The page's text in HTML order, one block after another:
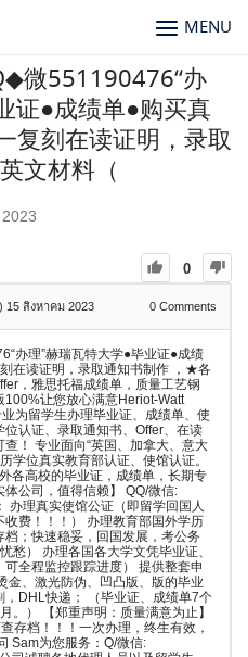
MENU
微551190476“办
证●成绩单●购买真
复刻在读证明，录取
文材料（
0
15 สิงหาคม 2023 0 Comments
办理”赫瑞瓦特大学●毕业证●成绩
在读证明，录取通知书制作 ，★各
，雅思托福成绩单，质量工艺钢
让您放心满意Heriot-Watt
为留学生办理毕业证、成绩单、使
认证、录取通知书、Offer、在读
！ 专业面向“英国、加拿大、意大
学位真实教育部认证、使馆认证。
各高校的毕业证，成绩单，长期专
公司，值得信赖】 QQ/微信:
办理真实使馆公证（即留学回国人
费！！！） 办理教育部国外学历
；快速稳妥，回国发展，考公务
愁） 办理各国各大学文凭毕业证、
全程监控跟踪进度） 提供整套申
金、激光防伪、凹凸版、版的毕业
DHL快递； （毕业证、成绩单7个
。） 【郑重声明：质量满意为止】
存档！！！一次办理，终生有效，
Sam为您服务：Q/微信: